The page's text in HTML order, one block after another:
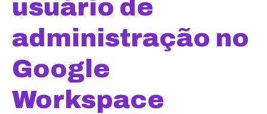
usuário de
administração no
Google
Workspace